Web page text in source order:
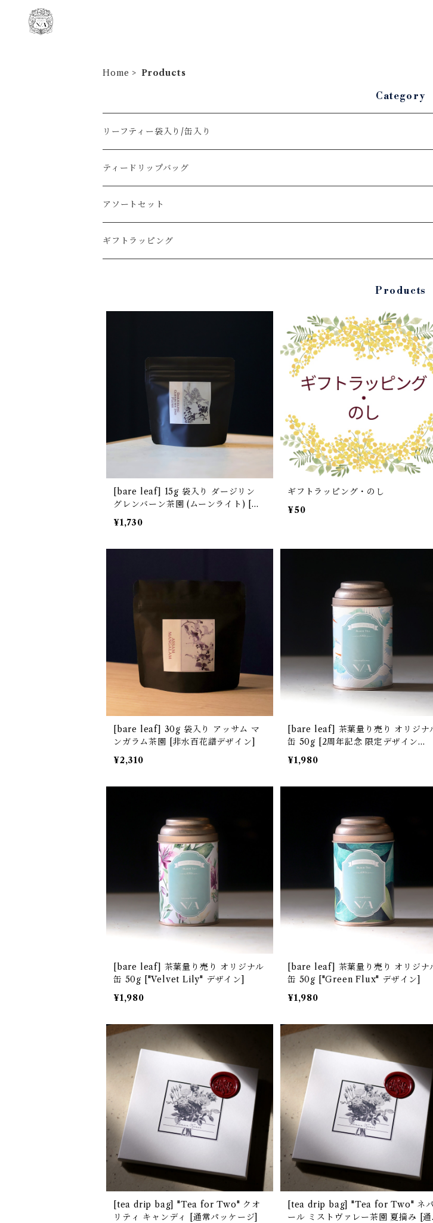
Home Products
Category
リーフティー袋入り/缶入り
ティードリップバッグ
アソートセット
ギフトラッピング
Products
[bare leaf] 15g 袋入り ダージリン
グレンバーン茶園 (ムーンライト) [非
水百花譜デザイン]
¥1,730
ギフトラッピング・のし
¥50
[bare leaf] 30g 袋入り アッサム マ
ンガラム茶園 [非水百花譜デザイン]
¥2,310
[bare leaf] 茶葉量り売り オリジナル
缶 50g [2周年記念 限定デザイン
"鶴"]
¥1,980
[bare leaf] 茶葉量り売り オリジナル
缶 50g ["Velvet Lily" デザイン]
¥1,980
[bare leaf] 茶葉量り売り オリジナル
缶 50g ["Green Flux" デザイン]
¥1,980
[tea drip bag] "Tea for Two" クオ
リティ キャンディ [通常パッケージ]
[tea drip bag] "Tea for Two" ネパ
ール ミストヴァレー茶園 夏摘み [通